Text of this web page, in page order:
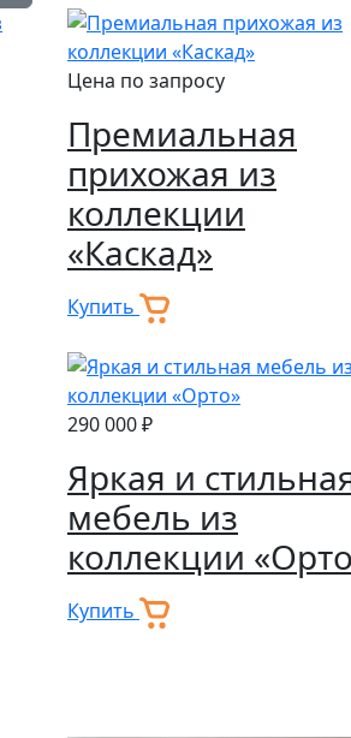
Цена по запросу
Премиальная
прихожая из
коллекции
«Каскад»
Купить
290 000 ₽
Яркая и
мебель из
коллекции
Купить